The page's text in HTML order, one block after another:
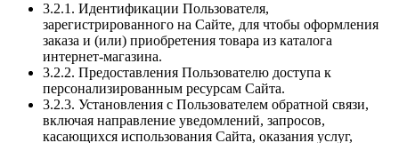
3.2.1. Идентификации Пользователя,
зарегистрированного на Сайте, для чтобы оформления
заказа и (или) приобретения товара из каталога
интернет-магазина.
3.2.2. Предоставления Пользователю доступа к
персонализированным ресурсам Сайта.
3.2.3. Установления с Пользователем обратной связи,
включая направление уведомлений, запросов,
касающихся использования Сайта, оказания услуг,